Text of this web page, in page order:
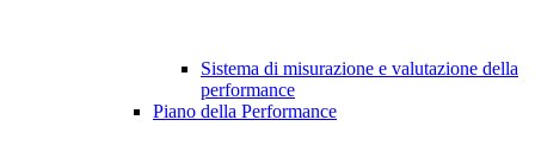
Sistema di misurazione e valutazione della
performance
Piano della Performance